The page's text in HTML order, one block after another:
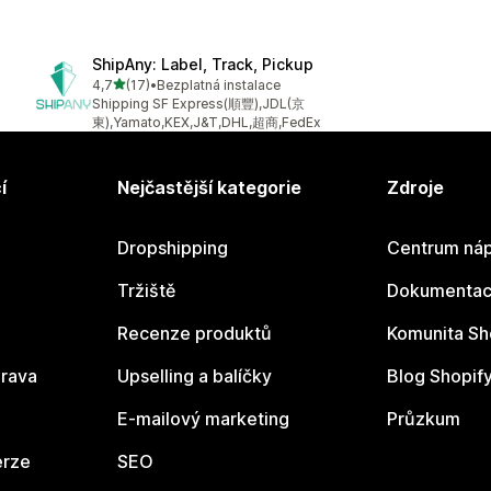
ShipAny: Label, Track, Pickup
4,7z 5 hvězd
(17)
Celkový počet recenzí: 17
•Bezplatná instalace
Shipping SF Express(順豐),JDL(京
東),Yamato,KEX,J&T,DHL,超商,FedEx
Nejčastější kategorie
Dropshipping
Tržiště
Recenze produktů
Upselling a balíčky
E-mailový marketing
SEO
Zdroje
Centrum
Komunita
Blog
Průzkum